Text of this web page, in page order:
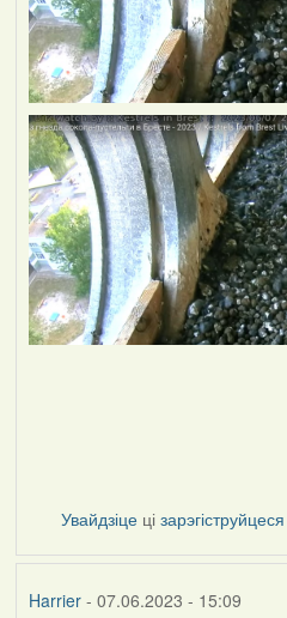
Увайдзіце цізарэгіструйцеся
Harrier- 07.06.2023 - 15:09